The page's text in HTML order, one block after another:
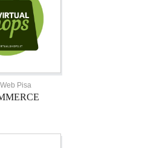
Pisa